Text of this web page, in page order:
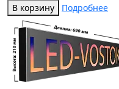
В корзину Подробнее